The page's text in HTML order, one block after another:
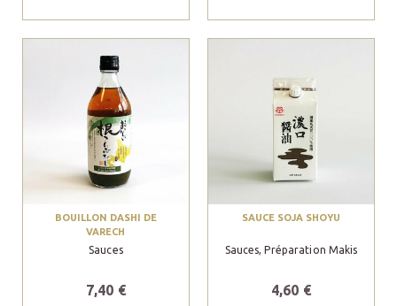
BOUILLON DASHI DE
VARECH
Sauces
7,40 €
SAUCE SOJA SHOYU
Sauces, Préparation Makis
4,60 €